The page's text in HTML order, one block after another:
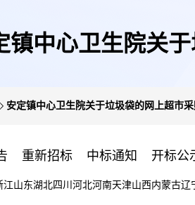
镇中心卫生院关
安定镇中心卫生院关于垃圾袋的网上超市
重新招标 中标通知 开标公
江山东湖北四川 河北河南天津山西内蒙古辽